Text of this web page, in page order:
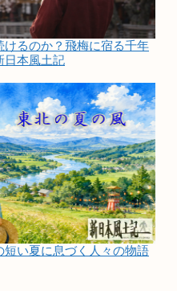
るのか？飛梅に宿る千年
日本風土記
い夏に息づく人々の物語